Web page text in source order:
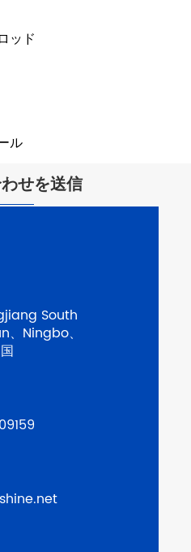
ッド
ル
せを送信
South
、Ningbo、